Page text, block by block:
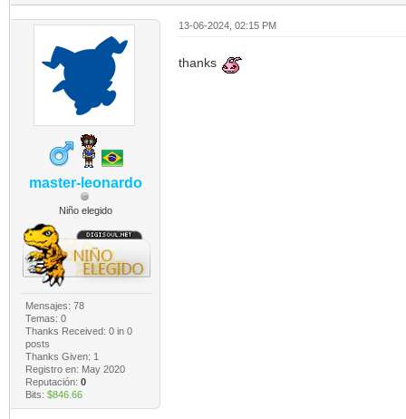
master-leonardo
Niño elegido
Mensajes: 78
Temas: 0
Thanks Received: 0in 0
posts
Thanks Given: 1
Registro en: May 2020
Reputación: 0
Bits: $846.66
13-06-2024, 02:15 PM
thanks